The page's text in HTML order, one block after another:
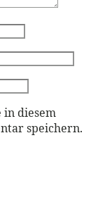
in diesem
speichern.